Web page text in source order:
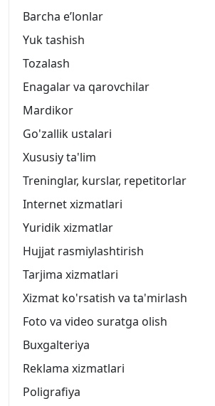
Barcha eʼlonlar
Yuk tashish
Tozalash
Enagalar va qarovchilar
Mardikor
Go'zallik ustalari
Xususiy ta'lim
Treninglar, kurslar, repetitorlar
Internet xizmatlari
Yuridik xizmatlar
Hujjat rasmiylashtirish
Tarjima xizmatlari
Xizmat ko'rsatish va ta'mirlash
Foto va video suratga olish
Buxgalteriya
Reklama xizmatlari
Poligrafiya